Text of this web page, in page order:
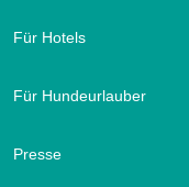
Für Hotels
Für Hundeurlauber
Presse